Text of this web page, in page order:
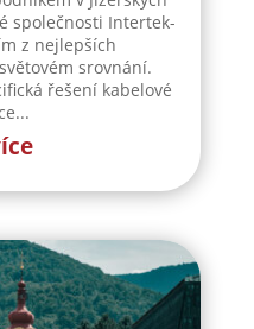
společnosti Intertek-
z nejlepších
srovnání.
řešení kabelové